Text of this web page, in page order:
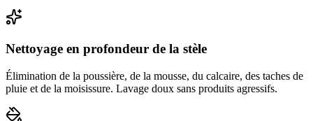
Nettoyage en profondeur de la stèle
Élimination de la poussière, de la mousse, du calcaire, des taches de
pluie et de la moisissure. Lavage doux sans produits agressifs.